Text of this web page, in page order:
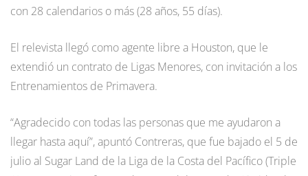
con 28 calendarios o más (28 años, 55 días).
El relevista llegó como agente libre a Houston, que le
extendió un contrato de Ligas Menores, con invitación a los
Entrenamientos de Primavera.
“Agradecido con todas las personas que me ayudaron a
llegar hasta aquí”, apuntó Contreras, que fue bajado el 5 de
julio al Sugar Land de la Liga de la Costa del Pacífico (Triple